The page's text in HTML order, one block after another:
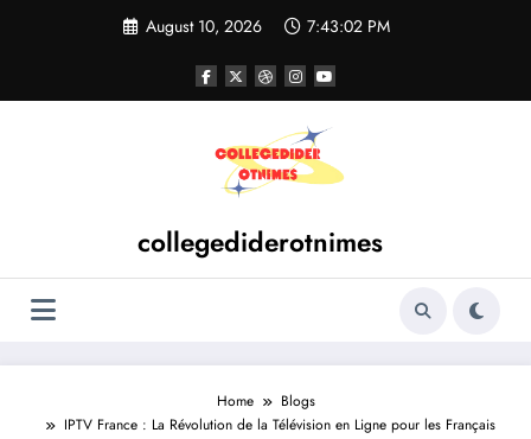
August 10, 2026 7:43:02 PM
collegediderotnimes
Home
Blogs
IPTV France : La Révolution de la Télévision en Ligne pour les Français